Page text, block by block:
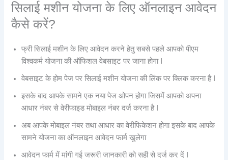
सिलाई मशीन योजना के लिए ऑनलाइन आवेदन
कैसे करें?
फ्री सिलाई मशीन के लिए आवेदन करने हेतु सबसे पहले आपको पीएम
विश्वकर्म योजना की ऑफिशल वेबसाइट पर जाना होगा I
वेबसाइट के होम पेज पर सिलाई मशीन योजना की लिंक पर क्लिक करना है I
इसके बाद आपके सामने एक नया पेज ओपन होगा जिसमें आपको अपना
आधार नंबर से वेरीफाइड मोबाइल नंबर दर्ज करना है I
अब आपके मोबाइल नंबर तथा आधार का वेरीफिकेशन होगा इसके बाद आपके
सामने योजना का ऑनलाइन आवेदन फार्म खुलेगा
आवेदन फार्म में मांगी गई जरूरी जानकारी को सही से दर्ज कर दें I